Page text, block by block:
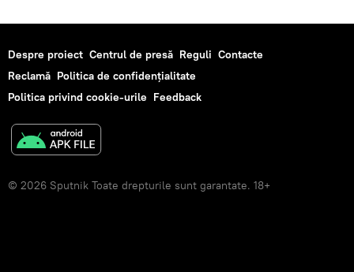
Despre proiect Centrul de presă Reguli Contacte
Reclamă Politica de confidențialitate
Politica privind cookie-urile Feedback
© 2026 Sputnik Toate drepturile sunt garantate. 18+